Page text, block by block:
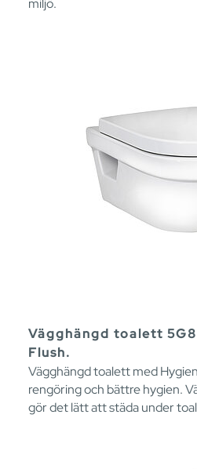
miljö.
Vägghängd toalett
Flush.
Vägghängd toalett med
rengöring och bättre hygien.
gör det lätt att städa under